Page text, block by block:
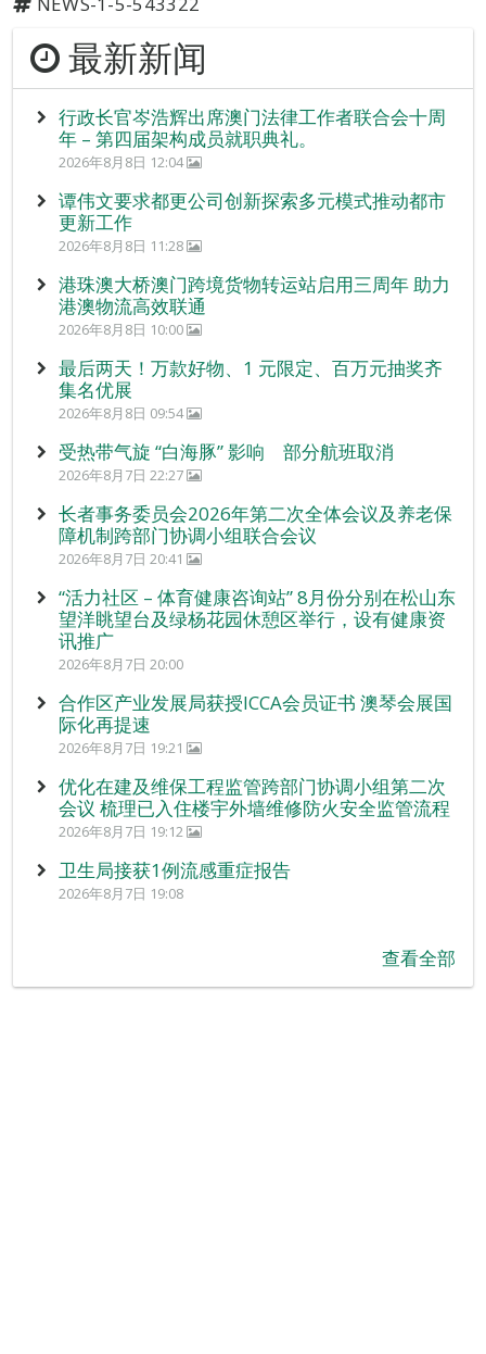
最新新闻
行政长官岑浩辉出席澳门法律工作者联合会十周
年 – 第四届架构成员就职典礼。
2026年8月8日 12:04
谭伟文要求都更公司创新探索多元模式推动都市
更新工作
2026年8月8日 11:28
港珠澳大桥澳门跨境货物转运站启用三周年 助力
港澳物流高效联通
2026年8月8日 10:00
最后两天！万款好物、1 元限定、百万元抽奖齐
集名优展
2026年8月8日 09:54
受热带气旋 “白海豚” 影响 部分航班取消
2026年8月7日 22:27
长者事务委员会2026年第二次全体会议及养老保
障机制跨部门协调小组联合会议
2026年8月7日 20:41
“活力社区 – 体育健康咨询站” 8月份分别在松山东
望洋眺望台及绿杨花园休憩区举行，设有健康资
讯推广
2026年8月7日 20:00
合作区产业发展局获授ICCA会员证书 澳琴会展国
际化再提速
2026年8月7日 19:21
优化在建及维保工程监管跨部门协调小组第二次
会议 梳理已入住楼宇外墙维修防火安全监管流程
2026年8月7日 19:12
卫生局接获1例流感重症报告
2026年8月7日 19:08
查看全部